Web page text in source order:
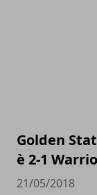
Golden
è 2-1
21/05/2018